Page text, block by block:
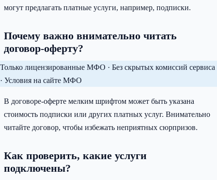
могут предлагать платные услуги, например, подписки.
Почему важно внимательно читать
договор-оферту?
Только лицензированные МФО · Без скрытых комиссий сервиса
· Условия на сайте МФО
В договоре-оферте мелким шрифтом может быть указана
стоимость подписки или других платных услуг. Внимательно
читайте договор, чтобы избежать неприятных сюрпризов.
Как проверить, какие услуги
подключены?